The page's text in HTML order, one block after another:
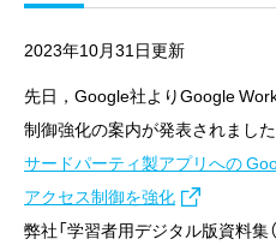
2023年10月31日更新
先日，Google社よりGoogle
制御強化の案内が発表されました
サードパーティ製アプリへの
アクセス制御を強化
弊社「学習者用デジタル版資料集